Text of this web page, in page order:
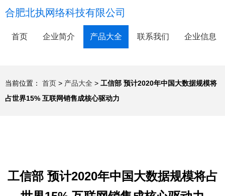
合肥北执网络科技有限公司
首页 企业简介 产品大全 联系我们 企业信息
当前位置： 首页 > 产品大全 > 工信部 预计2020年中国大数据规模将
占世界15% 互联网销售成核心驱动力
工信部 预计2020年中国大数据规模将占